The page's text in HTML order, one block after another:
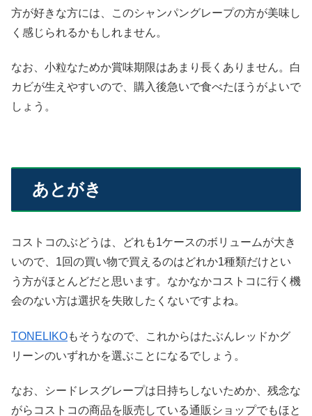
方が好きな方には、このシャンパングレープの方が美味し
く感じられるかもしれません。
なお、小粒なためか賞味期限はあまり長くありません。白
カビが生えやすいので、購入後急いで食べたほうがよいで
しょう。
あとがき
コストコのぶどうは、どれも1ケースのボリュームが大き
いので、1回の買い物で買えるのはどれか1種類だけとい
う方がほとんどだと思います。なかなかコストコに行く機
会のない方は選択を失敗したくないですよね。
TONELIKOもそうなので、これからはたぶんレッドかグ
リーンのいずれかを選ぶことになるでしょう。
なお、シードレスグレープは日持ちしないためか、残念な
がらコストコの商品を販売している通販ショップでもほと